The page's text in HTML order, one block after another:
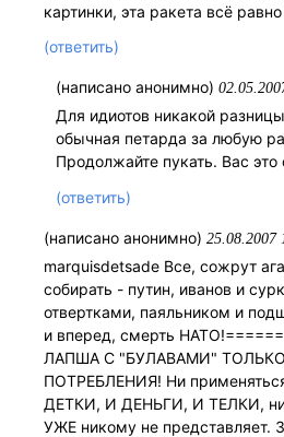
картинки, эта ракета всё
(ответить)
(написано анонимно)
Для идиотов никакой
обычная петарда за любую
Продолжайте пукать. Вас это
(ответить)
(написано анонимно) 25.08.2007
marquisdetsade Все, сожрут
собирать - путин, иванов и
отвертками, паяльником и
и вперед, смерть
ЛАПША С "БУЛАВАМИ"
ПОТРЕБЛЕНИЯ! Ни
ДЕТКИ, И ДЕНЬГИ, И ТЕЛКИ, ни
УЖЕ никому не представляет.